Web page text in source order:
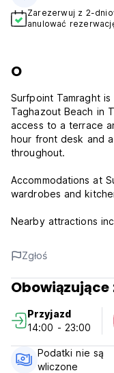
Zarezerwuj z 2-
anulować
O
Surfpoint Tamraght
Taghazout Beach in
access to a terrace
hour front desk and
throughout.
Accommodations at
wardrobes and
Nearby attractions
Surfpoint Tamraght -
Cancellation policy:
of your stay.
Check in from 14:00
Check out before
Zgłoś
Przyjazd
14:00 - 23:00
Podatki nie są
wliczone